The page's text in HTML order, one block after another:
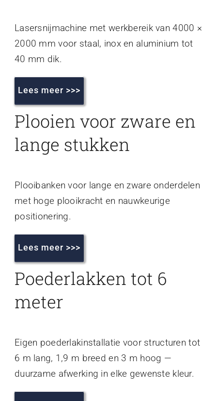
Lasersnijmachine met werkbereik van 4000 ×
2000 mm voor staal, inox en aluminium tot
40 mm dik.
Lees meer >>>
Plooien voor zware en
lange stukken
Plooibanken voor lange en zware onderdelen
met hoge plooikracht en nauwkeurige
positionering.
Lees meer >>>
Poederlakken tot 6
meter
Eigen poederlakinstallatie voor structuren tot
6 m lang, 1,9 m breed en 3 m hoog —
duurzame afwerking in elke gewenste kleur.